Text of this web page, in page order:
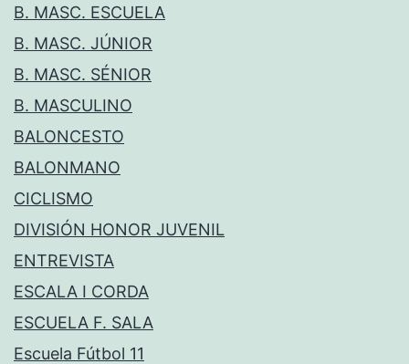
B. MASC. ESCUELA
B. MASC. JÚNIOR
B. MASC. SÉNIOR
B. MASCULINO
BALONCESTO
BALONMANO
CICLISMO
DIVISIÓN HONOR JUVENIL
ENTREVISTA
ESCALA I CORDA
ESCUELA F. SALA
Escuela Fútbol 11